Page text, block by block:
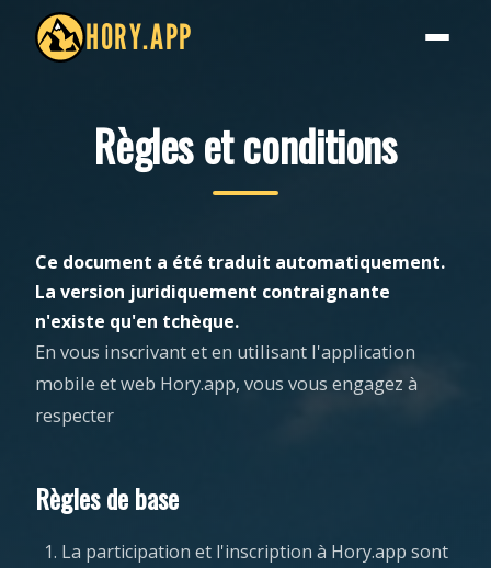
HORY.APP
Règles et conditions
Ce document a été traduit automatiquement.
La version juridiquement contraignante
n'existe qu'en tchèque.
En vous inscrivant et en utilisant l'application
mobile et web Hory.app, vous vous engagez à
respecter
Règles de base
La participation et l'inscription à Hory.app sont